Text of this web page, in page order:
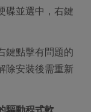
碟並選中，右鍵
鍵點擊有問題的
除安裝後需重新